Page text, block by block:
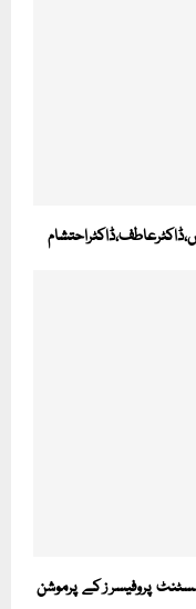
پروفیسر ز کے پرموشن